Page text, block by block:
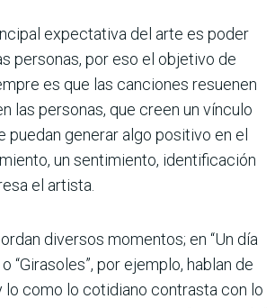
expectativa del arte es poder
personas, por eso el objetivo de
es que las canciones resuenen
las personas, que creen un vínculo
puedan generar algo positivo en el
un sentimiento, identificación
el artista.
diversos momentos; en “Un día
“Girasoles”, por ejemplo, hablan de
lo como lo cotidiano contrasta con lo